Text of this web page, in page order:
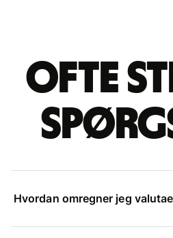
Ofte
Hvordan omregner jeg